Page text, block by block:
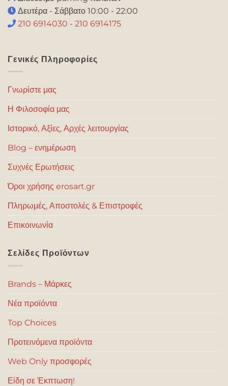
Δευτέρα - Σάββατο 10:00 - 22:00
210 6914030 - 210 6914175
Γενικές Πληροφορίες
Γνωρίστε μας
Η Φιλοσοφία μας
Ιστορικό, Αξίες, Αρχές λειτουργίας
Blog – ενημέρωση
Συχνές Ερωτήσεις
Όροι χρήσης erosart.gr
Πληρωμές, Αποστολές & Επιστροφές
Επικοινωνία
Σελίδες Προϊόντων
Brands – Μάρκες
Νέα προϊόντα
Top Choices
Προτεινόμενα προϊόντα
Web Only προσφορές
Είδη σε Έκπτωση!